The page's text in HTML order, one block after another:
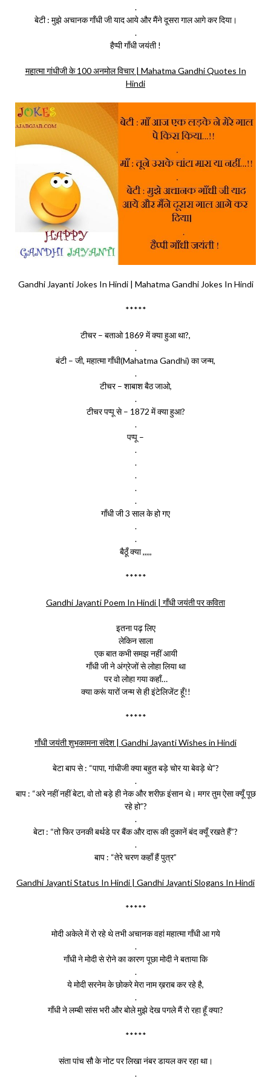
.
बेटी : मुझे अचानक गाँधी जी याद आये और मैंने दूसरा गाल आगे कर दिया।
.
हैप्पी गाँधी जयंती !
महात्मा गांधीजी के 100 अनमोल विचार | Mahatma Gandhi Quotes In
Hindi
Gandhi Jayanti Jokes In Hindi | Mahatma Gandhi Jokes In Hindi
*****
टीचर – बताओ 1869 में क्या हुआ था?,
.
बंटी – जी, महात्मा गाँधी(Mahatma Gandhi) का जन्म,
.
टीचर – शाबाश बैठ जाओ,
.
टीचर पप्पू से – 1872 में क्या हुआ?
.
पप्पू –
.
.
.
.
.
गाँधी जी 3 साल के हो गए
.
.
बैठूँ क्या ,,,,,
*****
Gandhi Jayanti Poem In Hindi | गाँधी जयंती पर कविता
इतना पढ़ लिए
लेकिन साला
एक बात कभी समझ नहीं आयी
गाँधी जी ने अंग्रेजों से लोहा लिया था
पर वो लोहा गया कहाँ…
क्या करूं यारों जन्म से ही इंटेलिजेंट हूँ!!
*****
गाँधी जयंती शुभकामना संदेश | Gandhi Jayanti Wishes in Hindi
बेटा बाप से : “पापा, गांधीजी क्या बहुत बड़े चोर या बेवड़े थे”?
.
बाप : “अरे नहीं नहीं बेटा, वो तो बड़े ही नेक और शरीफ़ इंसान थे। मगर तुम ऐसा क्यूँ पूछ
रहे हो”?
.
बेटा : “तो फिर उनकी बर्थडे पर बैंक और दारू की दुकानें बंद क्यूँ रखते हैं”?
.
बाप : “तेरे चरण कहाँ हैं पुत्र”
Gandhi Jayanti Status In Hindi | Gandhi Jayanti Slogans In Hindi
*****
मोदी अकेले में रो रहे थे तभी अचानक वहां महात्मा गाँधी आ गये
.
गाँधी ने मोदी से रोने का कारण पूछा मोदी ने बताया कि
.
ये मोदी सरनेम के छोकरे मेरा नाम ख़राब कर रहे है,
.
गाँधी ने लम्बी सांस भरी और बोले मुझे देख पगले मैं रो रहा हूँ क्या?
*****
संता पांच सौ के नोट पर लिखा नंबर डायल कर रहा था।
.